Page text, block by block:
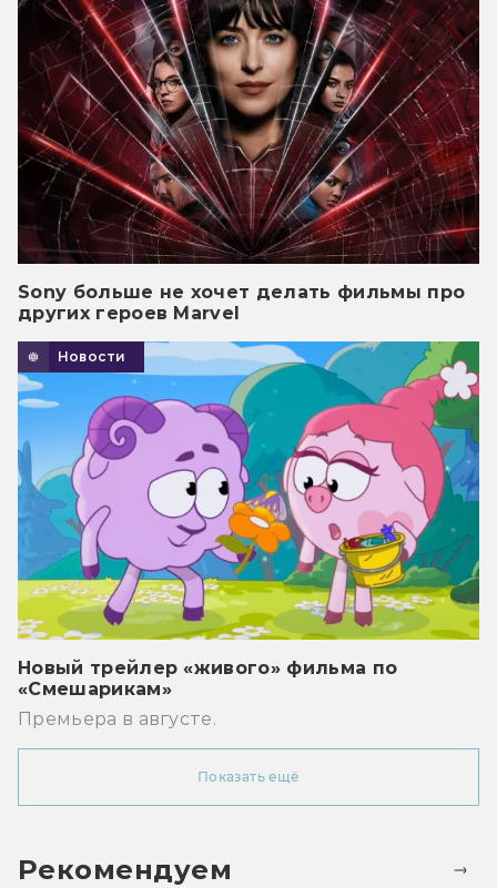
Sony больше не хочет делать фильмы про
других героев Marvel
Новости
Новый трейлер «живого» фильма по
«Смешарикам»
Премьера в августе.
Показать ещё
Рекомендуем